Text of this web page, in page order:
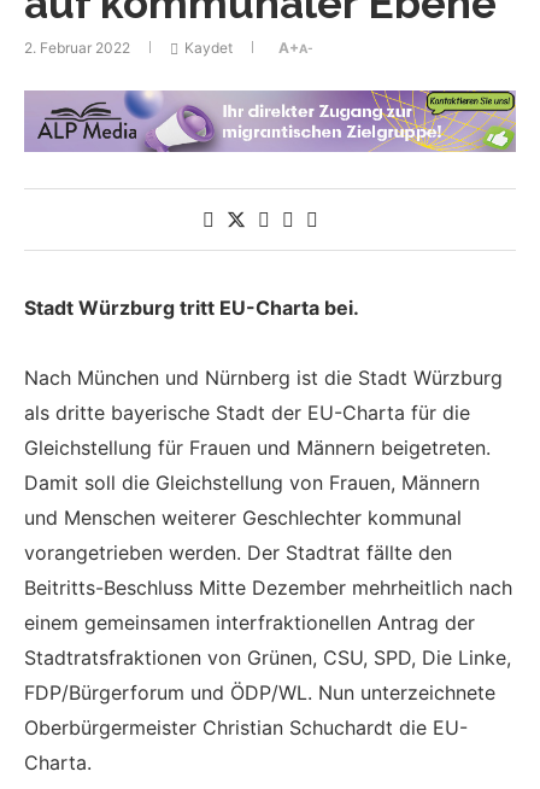
2. Februar 2022 Kaydet A+A-
Stadt Würzburg tritt EU-Charta bei.
Nach München und Nürnberg ist die Stadt Würzburg
als dritte bayerische Stadt der EU-Charta für die
Gleichstellung für Frauen und Männern beigetreten.
Damit soll die Gleichstellung von Frauen, Männern
und Menschen weiterer Geschlechter kommunal
vorangetrieben werden. Der Stadtrat fällte den
Beitritts-Beschluss Mitte Dezember mehrheitlich nach
einem gemeinsamen interfraktionellen Antrag der
Stadtratsfraktionen von Grünen, CSU, SPD, Die Linke,
FDP/Bürgerforum und ÖDP/WL. Nun unterzeichnete
Oberbürgermeister Christian Schuchardt die EU-
Charta.